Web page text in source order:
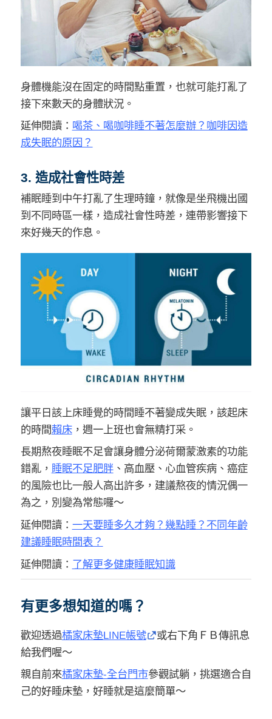
身體機能沒在固定的時間點重置，也就可能打亂了
接下來數天的身體狀況。
延伸閱讀： 喝茶、喝咖啡睡不著怎麼辦？咖啡因造
成失眠的原因？
3. 造成社會性時差
補眠睡到中午打亂了生理時鐘，就像是坐飛機出國
到不同時區一樣，造成社會性時差，連帶影響接下
來好幾天的作息。
讓平日該上床睡覺的時間睡不著變成失眠，該起床
的時間賴床，週一上班也會無精打采。
長期熬夜睡眠不足會讓身體分泌荷爾蒙激素的功能
錯亂， 睡眠不足肥胖、高血壓、心血管疾病、癌症
的風險也比一般人高出許多，建議熬夜的情況偶一
為之，別變為常態囉～
延伸閱讀： 一天要睡多久才夠？幾點睡？不同年齡
建議睡眠時間表？
延伸閱讀： 了解更多健康睡眠知識
有更多想知道的嗎？
歡迎透過橘家床墊LINE帳號
或右下角ＦＢ傳訊息
給我們喔～
親自前來橘家床墊-全台門市參觀試躺，挑選適合自
己的好睡床墊，好睡就是這麼簡單～